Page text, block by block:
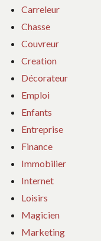
Carreleur
Chasse
Couvreur
Creation
Décorateur
Emploi
Enfants
Entreprise
Finance
Immobilier
Internet
Loisirs
Magicien
Marketing